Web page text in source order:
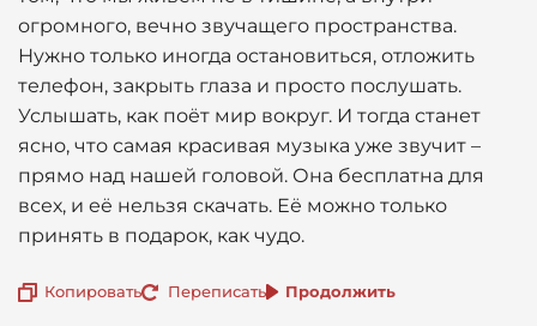
огромного, вечно звучащего пространства.
Нужно только иногда остановиться, отложить
телефон, закрыть глаза и просто послушать.
Услышать, как поёт мир вокруг. И тогда станет
ясно, что самая красивая музыка уже звучит –
прямо над нашей головой. Она бесплатна для
всех, и её нельзя скачать. Её можно только
принять в подарок, как чудо.
Копировать Переписать Продолжить